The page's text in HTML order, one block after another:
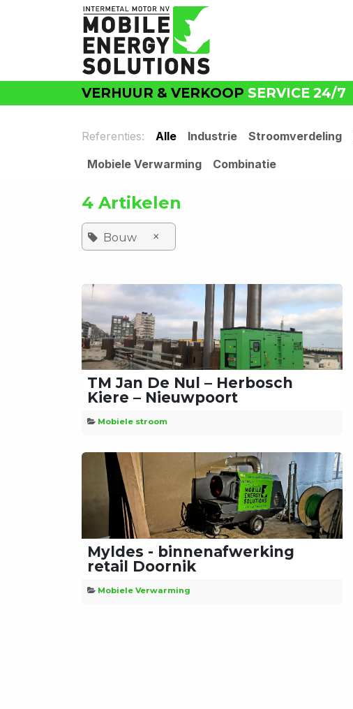
Overslaan naar inhoud
VERHUUR & VERKOOP SERVICE 24/7
Referenties: Alle Industrie Stroomverdeling
Mobiele Verwarming
Combinatie
4 Artikelen
Bouw ×
TM Jan De Nul – Herbosch
Kiere – Nieuwpoort
Mobiele stroom
Myldes - binnenafwerking
retail Doornik
Mobiele Verwarming